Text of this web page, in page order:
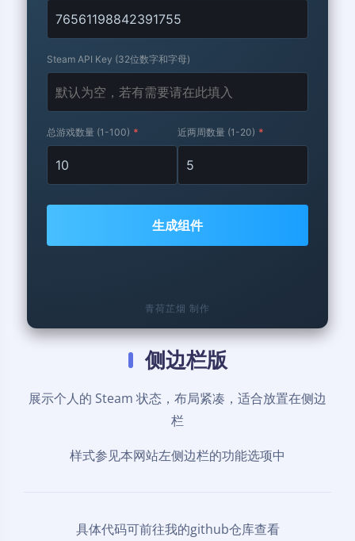
Steam API Key (32位数字和字母)
总游戏数量 (1-100) * 近两周数量 (1-20) *
生成组件
青荷芷烟 制作
侧边栏版
展示个人的 Steam 状态，布局紧凑，适合放置在侧边
栏
样式参见本网站左侧边栏的功能选项中
具体代码可前往我的github仓库查看